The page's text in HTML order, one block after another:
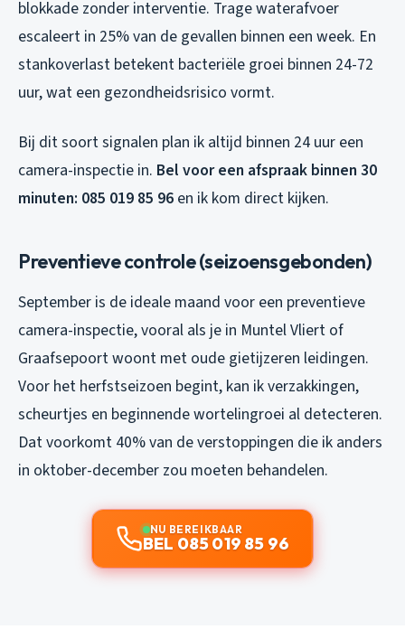
blokkade zonder interventie. Trage waterafvoer
escaleert in 25% van de gevallen binnen een week. En
stankoverlast betekent bacteriële groei binnen 24-72
uur, wat een gezondheidsrisico vormt.
Bij dit soort signalen plan ik altijd binnen 24 uur een
camera-inspectie in. Bel voor een afspraak binnen 30
minuten: 085 019 85 96 en ik kom direct kijken.
Preventieve controle (seizoensgebonden)
September is de ideale maand voor een preventieve
camera-inspectie, vooral als je in Muntel Vliert of
Graafsepoort woont met oude gietijzeren leidingen.
Voor het herfstseizoen begint, kan ik verzakkingen,
scheurtjes en beginnende wortelingroei al detecteren.
Dat voorkomt 40% van de verstoppingen die ik anders
in oktober-december zou moeten behandelen.
NU BEREIKBAAR
BEL 085 019 85 96